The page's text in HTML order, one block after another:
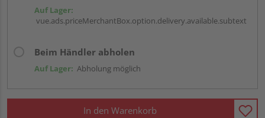
Auf Lager:
vue.ads.priceMerchantBox.option.delivery.available.subtext
Beim Händler abholen
Auf Lager: Abholung möglich
In den Warenkorb